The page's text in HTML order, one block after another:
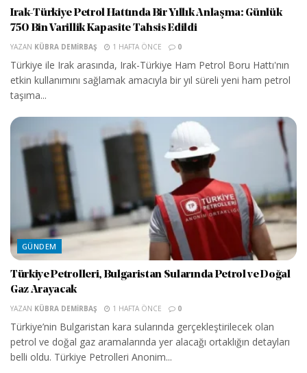
Irak-Türkiye Petrol Hattında Bir Yıllık Anlaşma: Günlük
750 Bin Varillik Kapasite Tahsis Edildi
YAZAN KÜBRA DEMIRBAŞ 1 HAFTA ÖNCE 0
Türkiye ile Irak arasında, Irak-Türkiye Ham Petrol Boru Hattı'nın
etkin kullanımını sağlamak amacıyla bir yıl süreli yeni ham petrol
taşıma...
GÜNDEM
Türkiye Petrolleri, Bulgaristan Sularında Petrol ve Doğal
Gaz Arayacak
YAZAN KÜBRA DEMIRBAŞ 1 HAFTA ÖNCE 0
Türkiye’nin Bulgaristan kara sularında gerçekleştirilecek olan
petrol ve doğal gaz aramalarında yer alacağı ortaklığın detayları
belli oldu. Türkiye Petrolleri Anonim...